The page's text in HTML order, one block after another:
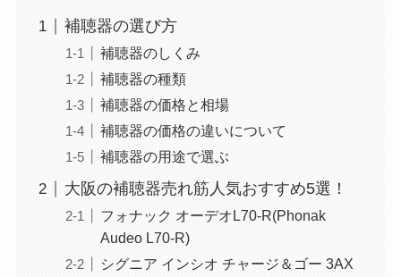
補聴器の選び方
補聴器のしくみ
補聴器の種類
補聴器の価格と相場
補聴器の価格の違いについて
補聴器の用途で選ぶ
大阪の補聴器売れ筋人気おすすめ5選！
フォナック オーデオL70-R(Phonak
Audeo L70-R)
シグニア インシオ チャージ＆ゴー 3AX